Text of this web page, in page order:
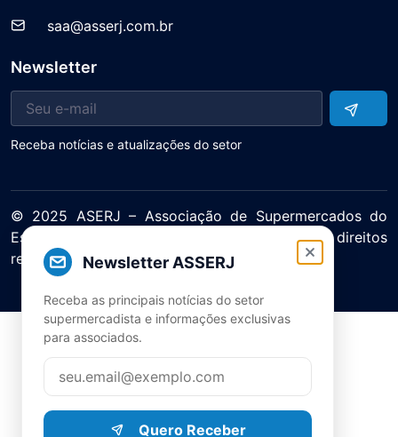
Newsletter ASSERJ
Receba as principais notícias do setor
supermercadista e informações exclusivas
para associados.
Quero Receber
saa@asserj.com.br
Newsletter
Receba notícias e atualizações do setor
© 2025 ASERJ – Associação de Supermercados do
Estado do Rio de Janeiro. Todos os direitos
reservados.